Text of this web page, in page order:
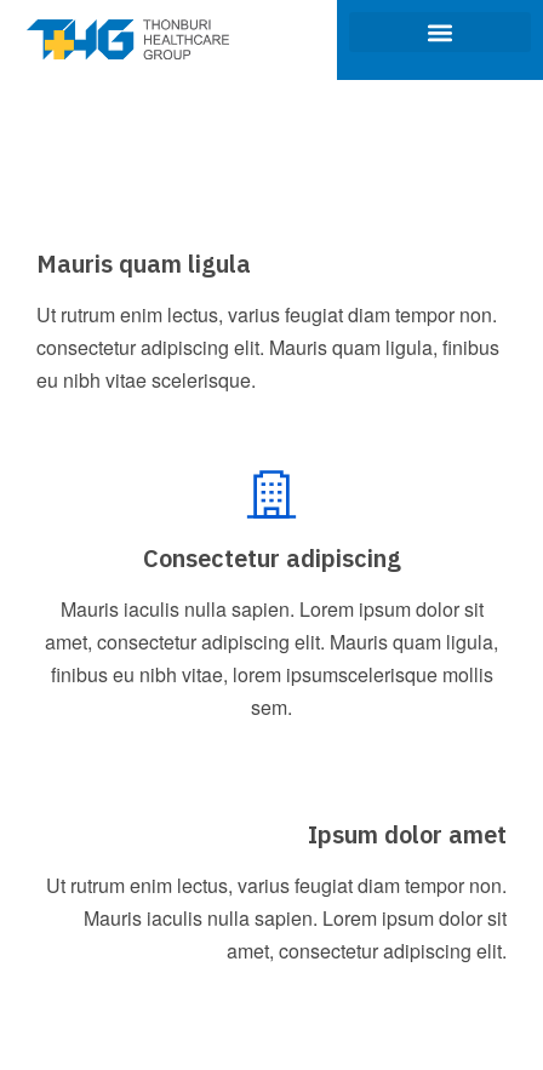
Mauris quam ligula
Ut rutrum enim lectus, varius feugiat diam tempor non.
consectetur adipiscing elit. Mauris quam ligula, finibus
eu nibh vitae scelerisque.
Consectetur adipiscing
Mauris iaculis nulla sapien. Lorem ipsum dolor sit
amet, consectetur adipiscing elit. Mauris quam ligula,
finibus eu nibh vitae, lorem ipsumscelerisque mollis
sem.
Ipsum dolor amet
Ut rutrum enim lectus, varius feugiat diam tempor non.
Mauris iaculis nulla sapien. Lorem ipsum dolor sit
amet, consectetur adipiscing elit.